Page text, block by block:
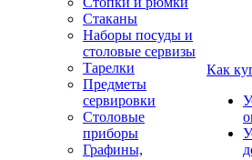
Стаканы
Наборы посуды и
столовые сервизы
Тарелки
Предметы
сервировки
Столовые
приборы
Графины,
Как